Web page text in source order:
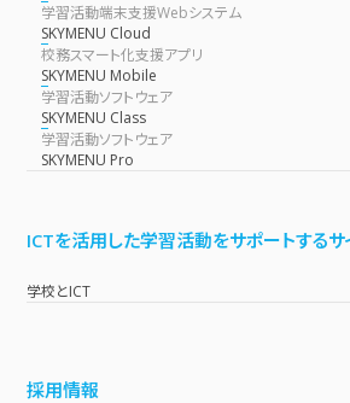
学習活動端末支援Webシステム
SKYMENU Cloud
校務スマート化支援アプリ
SKYMENU Mobile
学習活動ソフトウェア
SKYMENU Class
学習活動ソフトウェア
SKYMENU Pro
ICTを活用した学習活動をサポートするサ
学校とICT
採用情報